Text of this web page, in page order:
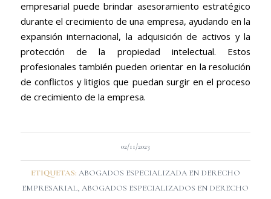
empresarial puede brindar asesoramiento estratégico
durante el crecimiento de una empresa, ayudando en la
expansión internacional, la adquisición de activos y la
protección de la propiedad intelectual. Estos
profesionales también pueden orientar en la resolución
de conflictos y litigios que puedan surgir en el proceso
de crecimiento de la empresa.
02/11/2023
ETIQUETAS: ABOGADOS ESPECIALIZADA EN DERECHO
EMPRESARIAL,ABOGADOS ESPECIALIZADOS EN DERECHO